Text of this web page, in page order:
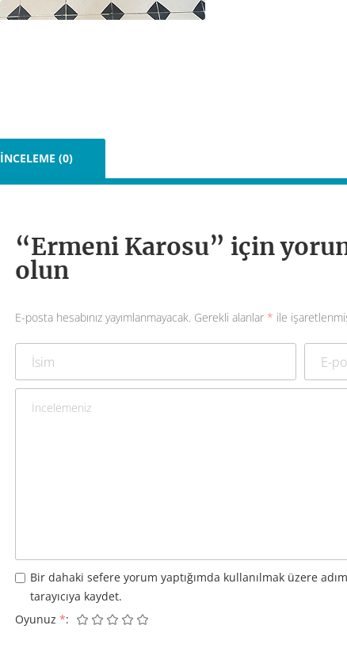
İNCELEME (0)
“Ermeni Karosu” için
olun
E-posta hesabınız yayımlanmayacak. Gerekli alanlar * ile
Oyunuz *
Bir dahaki sefere yorum yaptığımda kullanılmak üzere
tarayıcıya kaydet.